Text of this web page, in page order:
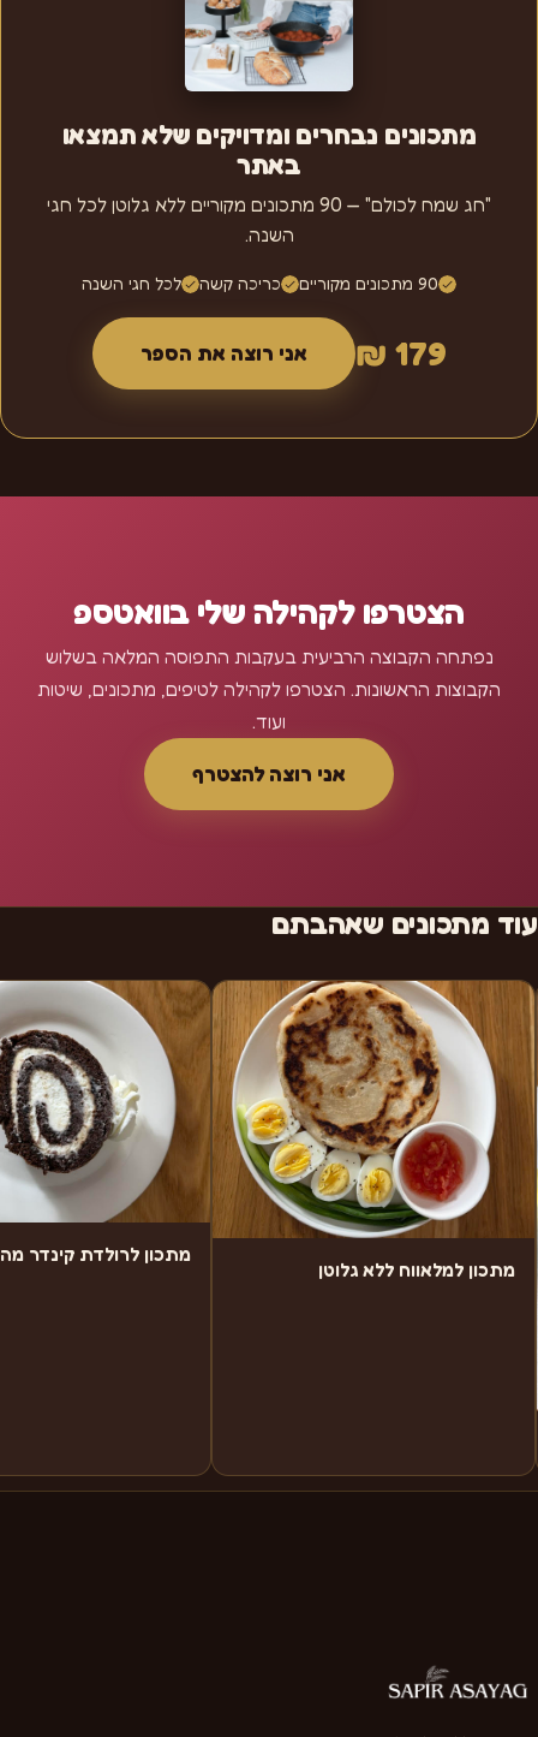
מתכונים נבחרים ומדויקים שלא תמצאו
באתר
"חג שמח לכולם" — 90 מתכונים מקוריים ללא גלוטן לכל חגי
השנה.
90 מתכונים מקוריים כריכה קשה לכל חגי השנה
179 ₪ אני רוצה את הספר
הצטרפו לקהילה שלי בוואטספ
נפתחה הקבוצה הרביעית בעקבות התפוסה המלאה בשלוש
הקבוצות הראשונות. הצטרפו לקהילה לטיפים, מתכונים, שיטות
ועוד.
אני רוצה להצטרף
עוד מתכונים שאהבתם
מתכון למלאווח ללא גלוטן
מתכון לרולדת קינדר